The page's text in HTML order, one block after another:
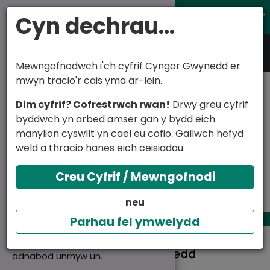
Fy nghyfrif
Anifail marw
Mewn argyfwng ffoniwch 01766 771000.
Rydym yn ystyried argyfwng fel rhywbeth sy'n
ddifrod i adeilad.
Cyn dechrau...
Mewngofnodwch i'ch cyfrif Cyngor Gwynedd er
mwyn tracio'r cais yma ar-lein.
Dim cyfrif? Cofrestrwch rwan! Drwy greu cyfrif
byddwch yn arbed amser gan y bydd eich
manylion cyswllt yn cael eu cofio. Gallwch hefyd
weld a thracio hanes eich ceisiadau.
Creu Cyfrif / Mewngofnodi
neu
Parhau fel ymwelydd
Mae'r wefan yma'n
defnyddio cwcis
Rydym yn defnyddio cwcis
wefan weithio.
Rydym hefyd yn defnyddio cwcis
dadansoddi er mwy ein helpu ni
wella ein gwefan trwy gasglu
gwybodaeth am ei defnydd. Nid
adnabod unrhyw un.